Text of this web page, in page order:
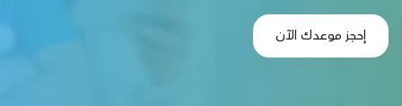
إحجز موعدك الآن